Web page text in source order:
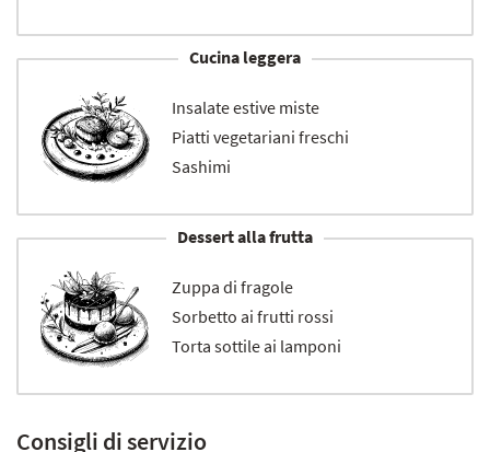
Cucina leggera
Insalate estive miste
Piatti vegetariani freschi
Sashimi
Dessert alla frutta
Zuppa di fragole
Sorbetto ai frutti rossi
Torta sottile ai lamponi
Consigli di servizio